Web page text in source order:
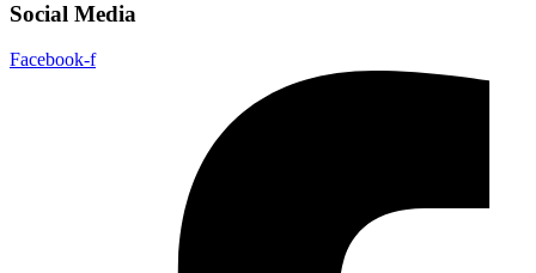
Social Media
Facebook-f